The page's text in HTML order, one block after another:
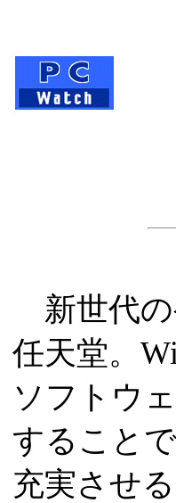
新世代の
任天堂。
ソフトウ
すること
充実させ